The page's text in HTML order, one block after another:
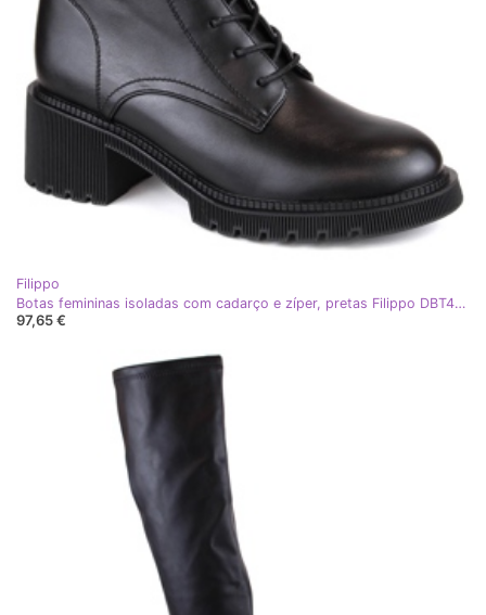
Filippo
Botas femininas isoladas com cadarço e zíper, pretas Filippo DBT4858 preto
97,65 €